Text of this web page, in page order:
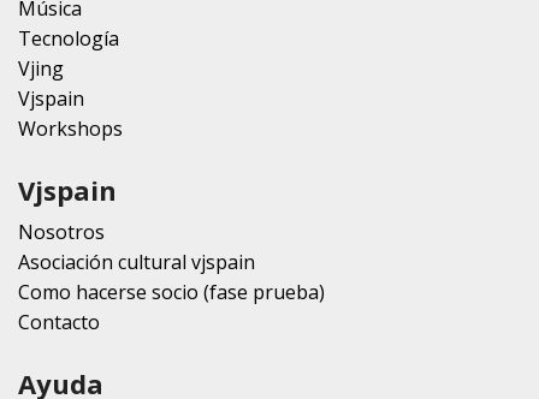
Música
Tecnología
Vjing
Vjspain
Workshops
Vjspain
Nosotros
Asociación cultural vjspain
Como hacerse socio (fase prueba)
Contacto
Ayuda